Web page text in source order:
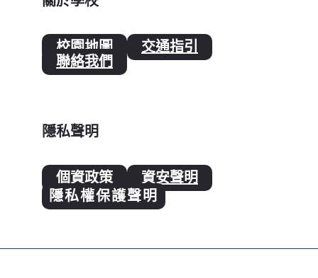
校園地圖 交通指引
聯絡我們
隱私聲明
個資政策
資安聲明
隱私權保護聲明